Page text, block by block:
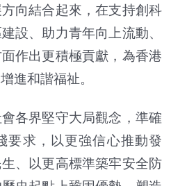
向結合起來，在支持創科
設、助力青年向上流動、
作出更積極貢獻，為香港
進和諧福祉。
各界堅守大局觀念，準確
要求，以更強信心推動發
、以更高標準築牢安全防